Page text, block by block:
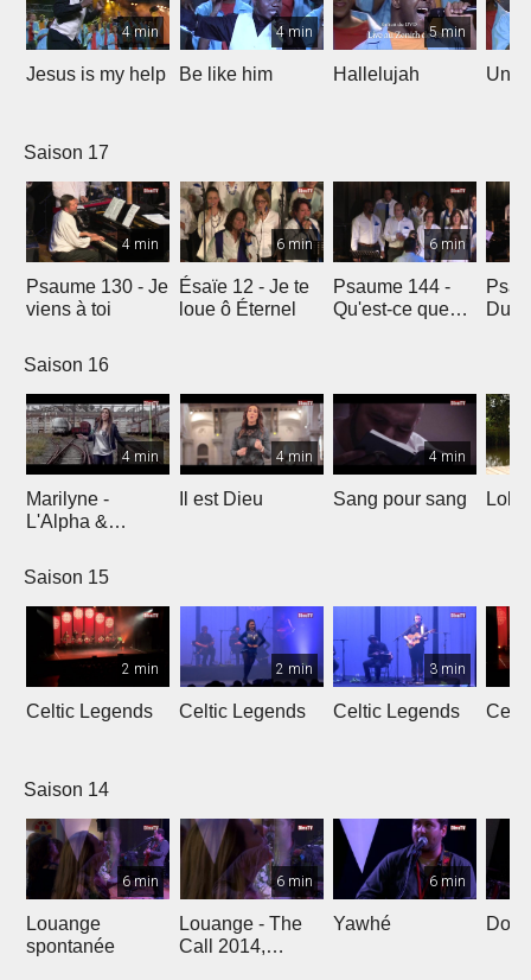
4 min
Jesus is my help
4 min
Be like him
5 min
Hallelujah Un
Saison 17
4 min
Psaume 130 - Je
viens à toi
6 min
Ésaïe 12 - Je te
loue ô Éternel
6 min
Psaume 144 -
Qu'est-ce que
Du
Saison 16
4 min
Marilyne -
L'Alpha &
4 min
Il est Dieu
4 min
Sang pour sang Lola
Saison 15
2 min
Celtic Legends
2 min
Celtic Legends
3 min
Celtic Legends
Saison 14
6 min
Louange
spontanée
6 min
Louange - The
Call 2014,
6 min
Yawhé